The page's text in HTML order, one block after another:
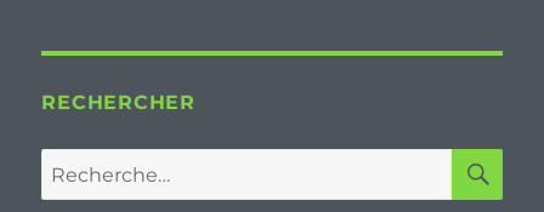
RECHERCHER
Recherche
pour :